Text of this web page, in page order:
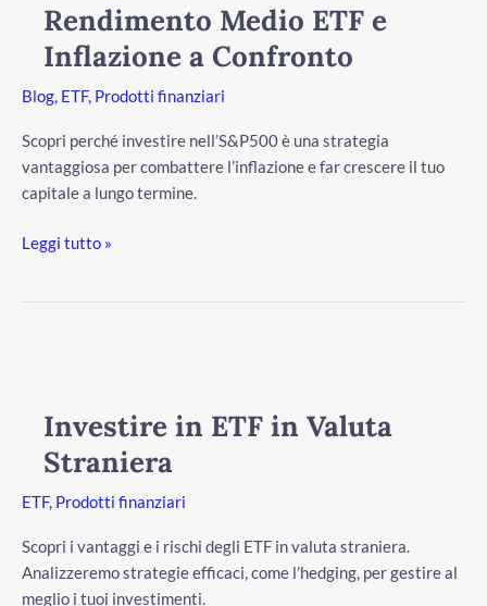
Rendimento Medio ETF e
Inflazione a Confronto
Blog ETF, Prodotti finanziari
Scopri perché investire nell’S&P500 è una strategia
vantaggiosa per combattere l’inflazione e far crescere il tuo
capitale a lungo termine.
Inflazione
Confronto
Leggi tutto »
Investire in ETF in Valuta
Straniera
ETF, Prodotti finanziari
Scopri i vantaggi e i rischi degli ETF in valuta straniera.
Analizzeremo strategie efficaci, come l’hedging, per gestire al
meglio i tuoi investimenti.
Valuta